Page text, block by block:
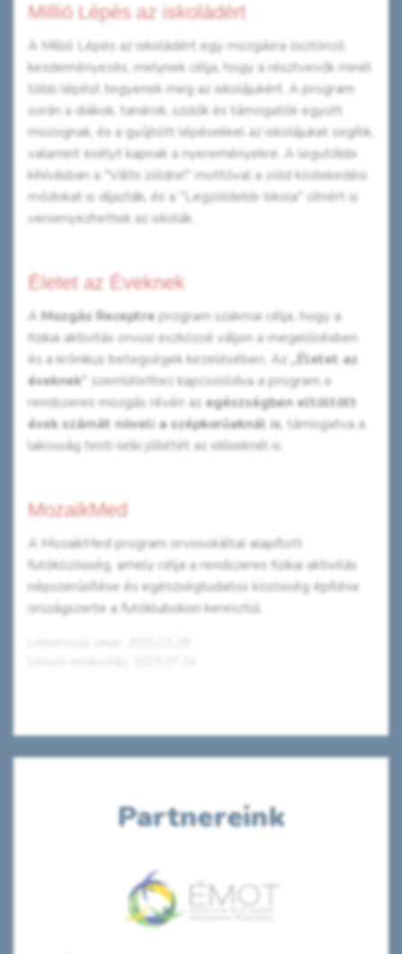
Millió Lépés az iskoládért
A Millió Lépés az iskoládért egy mozgásra ösztönző
kezdeményezés, melynek célja, hogy a résztvevők minél
több lépést tegyenek meg az iskolájukért. A program
során a diákok, tanárok, szülők és támogatók együtt
mozognak, és a gyűjtött lépésekkel az iskolájukat segítik,
valamint esélyt kapnak a nyereményekre. A legutóbbi
kihívásban a "Válts zöldre!" mottóval a zöld közlekedési
módokat is díjazták, és a "Legzöldebb Iskola" címért is
versenyezhettek az iskolák.
Életet az Éveknek
A Mozgás Receptre program szakmai célja, hogy a
fizikai aktivitás orvosi eszközzé váljon a megelőzésben
és a krónikus betegségek kezelésében. Az „Életet az
éveknek” szemlélethez kapcsolódva a program a
rendszeres mozgás révén az egészségben eltöltött
évek számát növeli a szépkorúaknál is , támogatva a
lakosság testi-lelki jóllétét az időseknél is.
MozaikMed
A MozaikMed program orvosokáltal alapított
futóközösség, amely célja a rendszeres fizikai aktivitás
népszerűsítése és egészségtudatos közösség építése
országszerte a futóklubokon keresztül.
Partnereink